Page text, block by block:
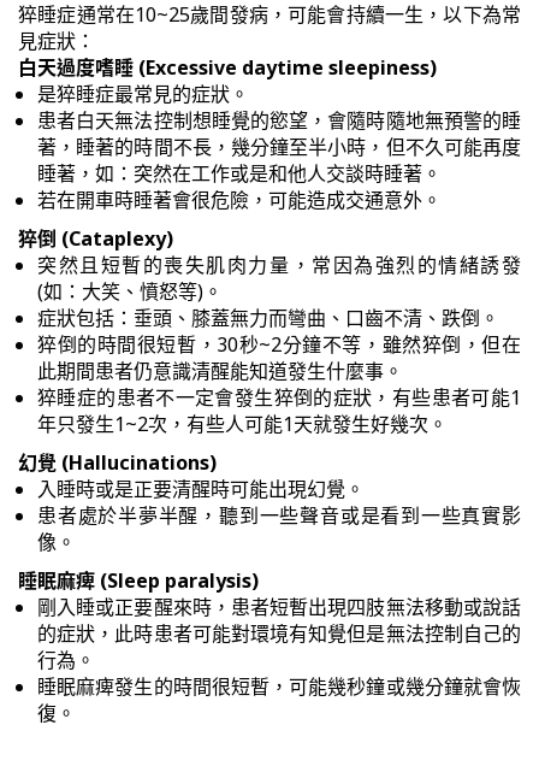
猝睡症通常在10~25歲間發病，可能會持續一生，以下為常
見症狀：
白天過度嗜睡 (Excessive daytime sleepiness)
是猝睡症最常見的症狀。
患者白天無法控制想睡覺的慾望，會隨時隨地無預警的睡
著，睡著的時間不長，幾分鐘至半小時，但不久可能再度
睡著，如：突然在工作或是和他人交談時睡著。
若在開車時睡著會很危險，可能造成交通意外。
猝倒 (Cataplexy)
突然且短暫的喪失肌肉力量，常因為強烈的情緒誘發
(如：大笑、憤怒等)。
症狀包括：垂頭、膝蓋無力而彎曲、口齒不清、跌倒。
猝倒的時間很短暫，30秒~2分鐘不等，雖然猝倒，但在
此期間患者仍意識清醒能知道發生什麼事。
猝睡症的患者不一定會發生猝倒的症狀，有些患者可能1
年只發生1~2次，有些人可能1天就發生好幾次。
幻覺 (Hallucinations)
入睡時或是正要清醒時可能出現幻覺。
患者處於半夢半醒，聽到一些聲音或是看到一些真實影
像。
睡眠麻痺 (Sleep paralysis)
剛入睡或正要醒來時，患者短暫出現四肢無法移動或說話
的症狀，此時患者可能對環境有知覺但是無法控制自己的
行為。
睡眠麻痺發生的時間很短暫，可能幾秒鐘或幾分鐘就會恢
復。